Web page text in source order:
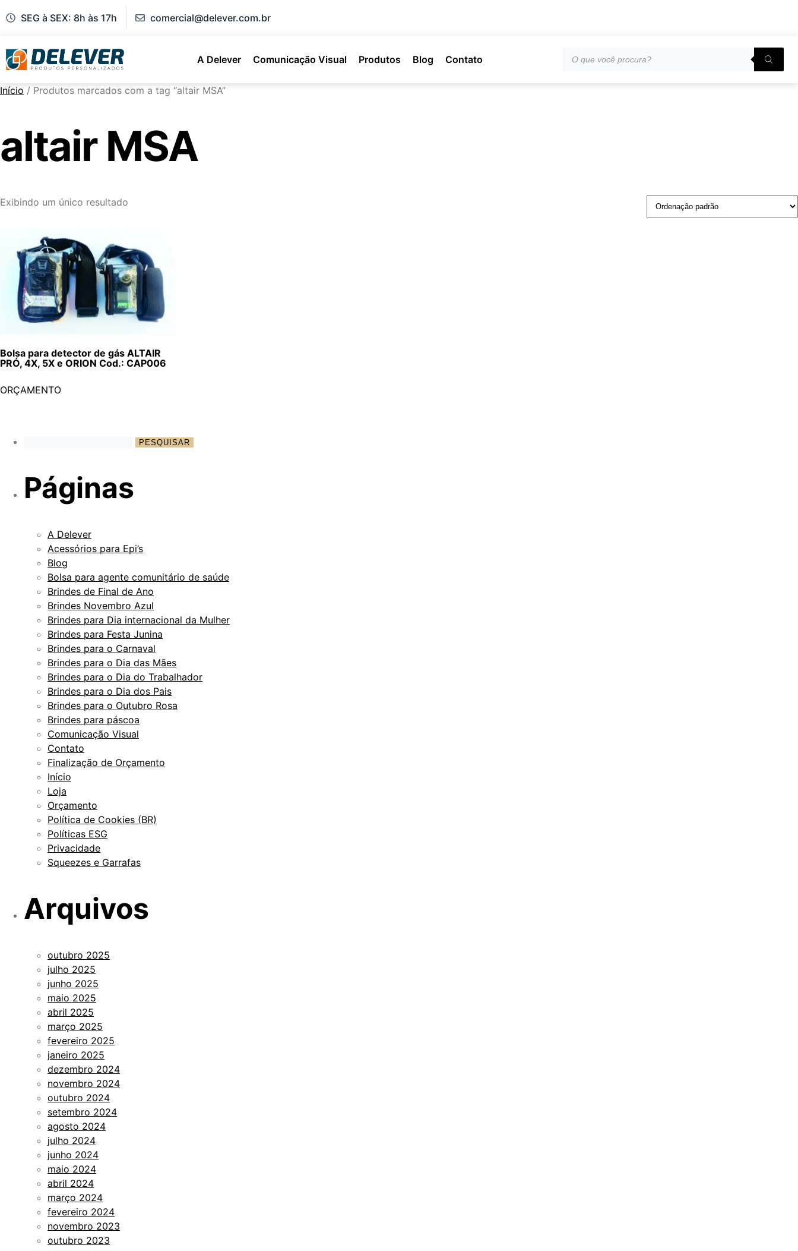
SEG à SEX: 8h às 17h comercial@delever.com.br
A Delever Comunicação Visual Produtos Blog Contato
Início / Produtos marcados com a tag “altair MSA”
altair MSA
Exibindo um único resultado
Bolsa para detector de gás ALTAIR
PRÓ, 4X, 5X e ORION Cod.: CAP006
ORÇAMENTO
Páginas
A Delever
Acessórios para Epi’s
Blog
Bolsa para agente comunitário de saúde
Brindes de Final de Ano
Brindes Novembro Azul
Brindes para Dia internacional da Mulher
Brindes para Festa Junina
Brindes para o Carnaval
Brindes para o Dia das Mães
Brindes para o Dia do Trabalhador
Brindes para o Dia dos Pais
Brindes para o Outubro Rosa
Brindes para páscoa
Comunicação Visual
Contato
Finalização de Orçamento
Início
Loja
Orçamento
Política de Cookies (BR)
Políticas ESG
Privacidade
Squeezes e Garrafas
Arquivos
outubro 2025
julho 2025
junho 2025
maio 2025
abril 2025
março 2025
fevereiro 2025
janeiro 2025
dezembro 2024
novembro 2024
outubro 2024
setembro 2024
agosto 2024
julho 2024
junho 2024
maio 2024
abril 2024
março 2024
fevereiro 2024
novembro 2023
outubro 2023